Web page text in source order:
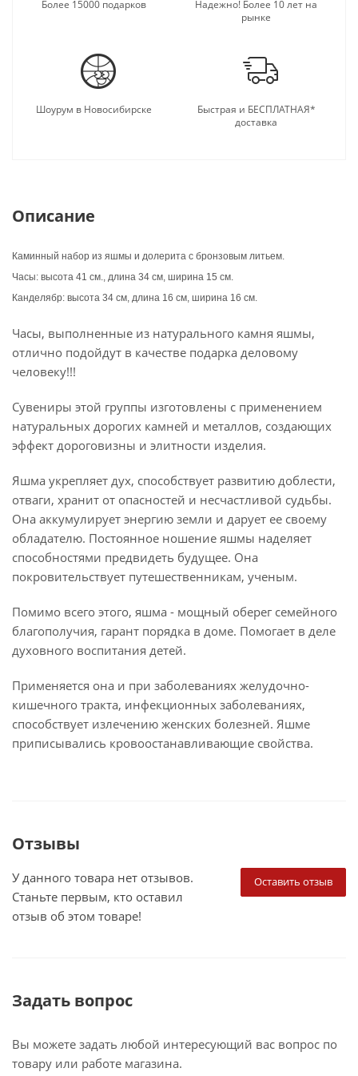
Более 15000 подарков
Надежно! Более 10 лет на
рынке
Шоурум в Новосибирске
Быстрая и БЕСПЛАТНАЯ*
доставка
Описание
Каминный набор из яшмы и долерита с бронзовым литьем.
Часы: высота 41 см., длина 34 см, ширина 15 см.
Канделябр: высота 34 см, длина 16 см, ширина 16 см.
Часы, выполненные из натурального камня яшмы,
отлично подойдут в качестве подарка деловому
человеку!!!
Сувениры этой группы изготовлены с применением
натуральных дорогих камней и металлов, создающих
эффект дороговизны и элитности изделия.
Яшма укрепляет дух, способствует развитию доблести,
отваги, хранит от опасностей и несчастливой судьбы.
Она аккумулирует энергию земли и дарует ее своему
обладателю. Постоянное ношение яшмы наделяет
способностями предвидеть будущее. Она
покровительствует путешественникам, ученым.
Помимо всего этого, яшма - мощный оберег семейного
благополучия, гарант порядка в доме. Помогает в деле
духовного воспитания детей.
Применяется она и при заболеваниях желудочно-
кишечного тракта, инфекционных заболеваниях,
способствует излечению женских болезней. Яшме
приписывались кровоостанавливающие свойства.
Отзывы
Оставить отзыв
У данного товара нет отзывов.
Станьте первым, кто оставил
отзыв об этом товаре!
Задать вопрос
Вы можете задать любой интересующий вас вопрос по
товару или работе магазина.